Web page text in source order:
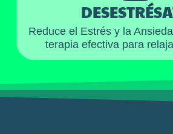
Reduce el Estrés y la
terapia efectiva para